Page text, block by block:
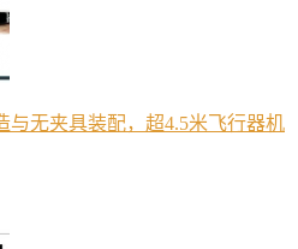
与无夹具装配，超4.5米飞行器机